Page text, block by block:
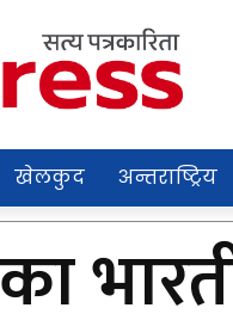
खेलकुद अन्तराष्ट्रिय